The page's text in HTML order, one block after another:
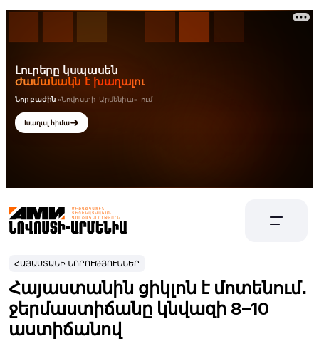
ՀԱՅԱՍՏԱՆԻ ՆՈՐՈՒԹՅՈՒՆՆԵՐ
Հայաստանին ցիկլոն է մոտենում․
ջերմաստիճանը կնվազի 8–10
աստիճանով